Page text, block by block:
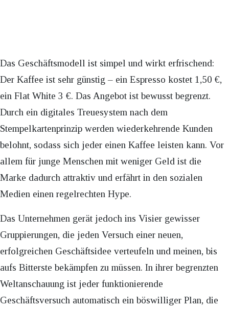
Das Geschäftsmodell ist simpel und wirkt erfrischend:
Der Kaffee ist sehr günstig – ein Espresso kostet 1,50 €,
ein Flat White 3 €. Das Angebot ist bewusst begrenzt.
Durch ein digitales Treuesystem nach dem
Stempelkartenprinzip werden wiederkehrende Kunden
belohnt, sodass sich jeder einen Kaffee leisten kann. Vor
allem für junge Menschen mit weniger Geld ist die
Marke dadurch attraktiv und erfährt in den sozialen
Medien einen regelrechten Hype.
Das Unternehmen gerät jedoch ins Visier gewisser
Gruppierungen, die jeden Versuch einer neuen,
erfolgreichen Geschäftsidee verteufeln und meinen, bis
aufs Bitterste bekämpfen zu müssen. In ihrer begrenzten
Weltanschauung ist jeder funktionierende
Geschäftsversuch automatisch ein böswilliger Plan, die